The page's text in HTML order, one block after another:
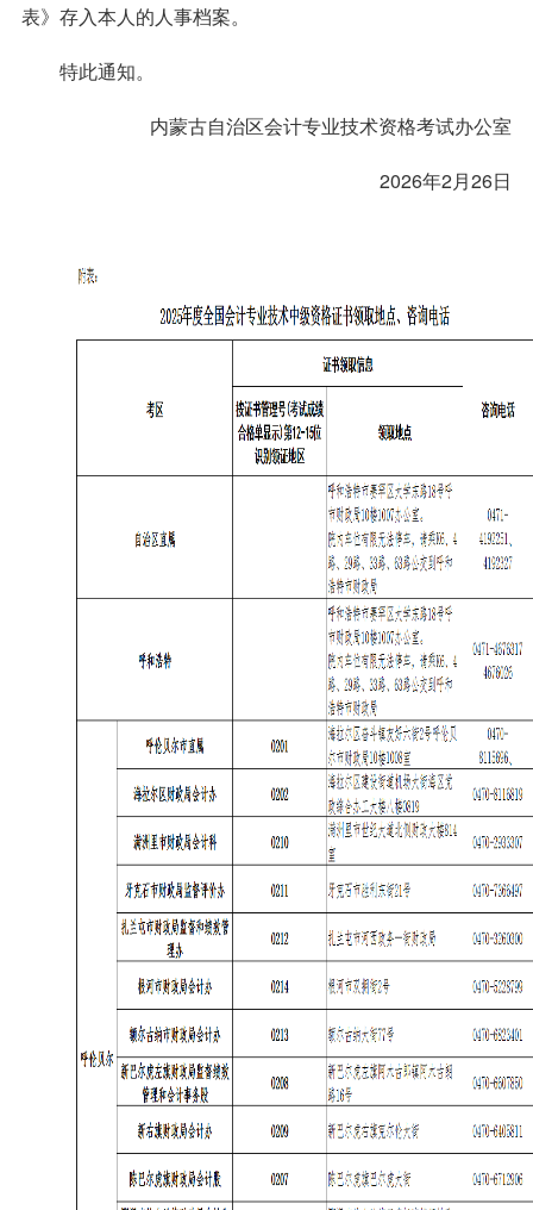
表》存入本人的人事档案。
特此通知。
内蒙古自治区会计专业技术资格考试办公室
2026年2月26日